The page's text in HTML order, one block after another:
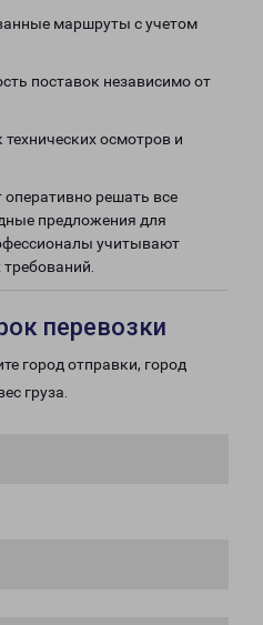
маршруты с учетом
поставок независимо от
осмотров и
решать все
предложения для
учитывают
перевозки
город отправки, город
груза.